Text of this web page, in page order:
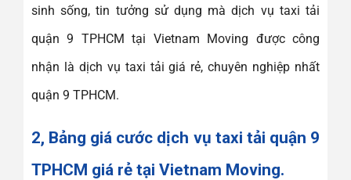
sinh sống, tin tưởng sử dụng mà dịch vụ taxi tải
quận 9 TPHCM tại Vietnam Moving được công
nhận là dịch vụ taxi tải giá rẻ, chuyên nghiệp nhất
quận 9 TPHCM.
2, Bảng giá cước dịch vụ taxi tải quận 9
TPHCM giá rẻ tại Vietnam Moving.